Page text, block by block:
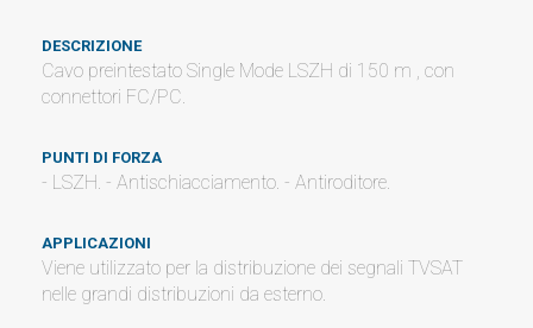
DESCRIZIONE
Cavo preintestato Single Mode LSZH di 150 m , con
connettori FC/PC.
PUNTI DI FORZA
- LSZH. - Antischiacciamento. - Antiroditore.
APPLICAZIONI
Viene utilizzato per la distribuzione dei segnali TVSAT
nelle grandi distribuzioni da esterno.